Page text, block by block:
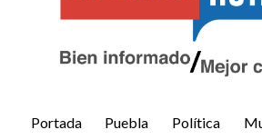
Portada Puebla Política